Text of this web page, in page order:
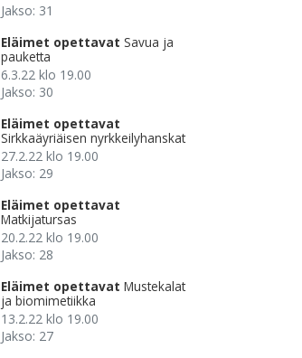
Jakso: 31
Eläimet opettavat Savua ja
pauketta
6.3.22 klo 19.00
Jakso: 30
Eläimet opettavat
Sirkkaäyriäisen nyrkkeilyhanskat
27.2.22 klo 19.00
Jakso: 29
Eläimet opettavat
Matkijatursas
20.2.22 klo 19.00
Jakso: 28
Eläimet opettavat Mustekalat
ja biomimetiikka
13.2.22 klo 19.00
Jakso: 27